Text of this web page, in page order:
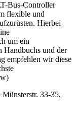
Bus-Controller
flexible und
Hierbei
um ein
Handbuchs und der
empfehlen wir diese
33-35,